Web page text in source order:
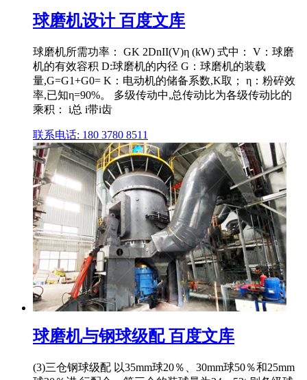
球磨机设计 百度文库
球磨机所需功率： GK 2DnII(V)η (kW) 式中： V：球磨
机的有效容积 D:球磨机的内径 G：球磨机的装载
量,G=G1+G0= K：电动机的储备系数,K取； η：粉碎效
率,已知η=90%。 多级传动中,总传动比为各级传动比的
乘积： i总 i带i齿
联系电话: 180 3780 8511
球磨机与钢球级配 百度文库
(3)三仓钢球级配 以35mm球20％、30mm球50％和25mm